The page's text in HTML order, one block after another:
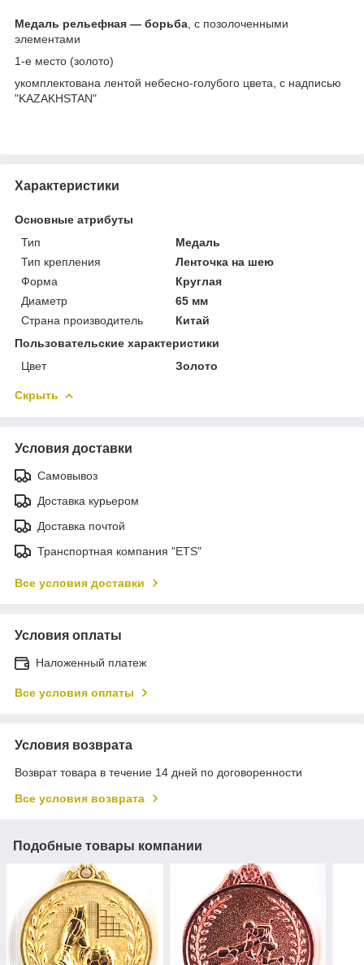
Медаль рельефная ― борьба , с позолоченными
элементами
1-е место (золото)
укомплектована лентой небесно-голубого цвета, с надписью
"KAZAKHSTAN"
Характеристики
Основные атрибуты
Тип
Медаль
Тип крепления
Ленточка на шею
Форма
Круглая
Диаметр
65 мм
Страна производитель
Китай
Пользовательские характеристики
Цвет
Золото
Скрыть
Условия доставки
Самовывоз
Доставка курьером
Доставка почтой
Транспортная компания "ETS"
Все условия доставки
Условия оплаты
Наложенный платеж
Все условия оплаты
Условия возврата
Возврат товара в течение 14 дней по договоренности
Все условия возврата
Подобные товары компании